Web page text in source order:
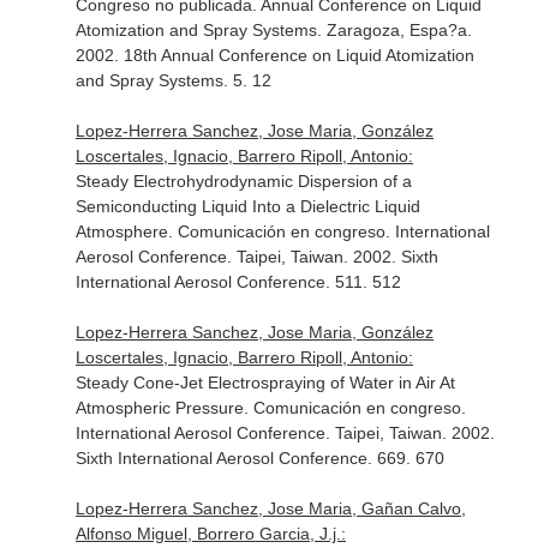
Congreso no publicada. Annual Conference on Liquid
Atomization and Spray Systems. Zaragoza, Espa?a.
2002. 18th Annual Conference on Liquid Atomization
and Spray Systems. 5. 12
Lopez-Herrera Sanchez, Jose Maria, González
Loscertales, Ignacio, Barrero Ripoll, Antonio:
Steady Electrohydrodynamic Dispersion of a
Semiconducting Liquid Into a Dielectric Liquid
Atmosphere. Comunicación en congreso. International
Aerosol Conference. Taipei, Taiwan. 2002. Sixth
International Aerosol Conference. 511. 512
Lopez-Herrera Sanchez, Jose Maria, González
Loscertales, Ignacio, Barrero Ripoll, Antonio:
Steady Cone-Jet Electrospraying of Water in Air At
Atmospheric Pressure. Comunicación en congreso.
International Aerosol Conference. Taipei, Taiwan. 2002.
Sixth International Aerosol Conference. 669. 670
Lopez-Herrera Sanchez, Jose Maria, Gañan Calvo,
Alfonso Miguel, Borrero Garcia, J.j.: